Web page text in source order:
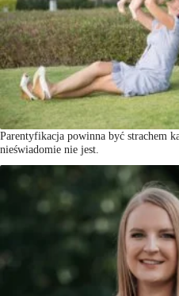
Parentyfikacja powinna być strachem
nieświadomie nie jest.